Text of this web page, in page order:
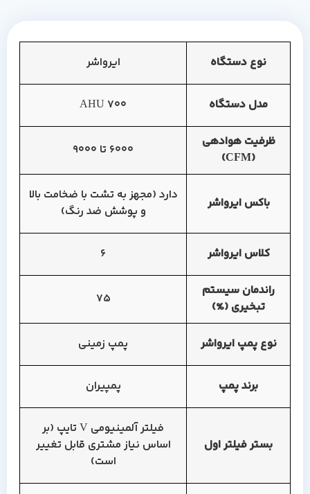
نوع دستگاه ایرواشر
مدل دستگاه AHU 700
ظرفیت هوادهی
(CFM)
6000 تا 9000
باکس ایرواشر
دارد (مجهز به تشت با ضخامت بالا
و پوشش ضد رنگ)
کلاس ایرواشر 6
راندمان سیستم
تبخیری (%)
75
نوع پمپ ایرواشر پمپ زمینی
برند پمپ پمپیران
بستر فیلتر اول
فیلتر آلمینیومی V تایپ (بر
اساس نیاز مشتری قابل تغییر
است)